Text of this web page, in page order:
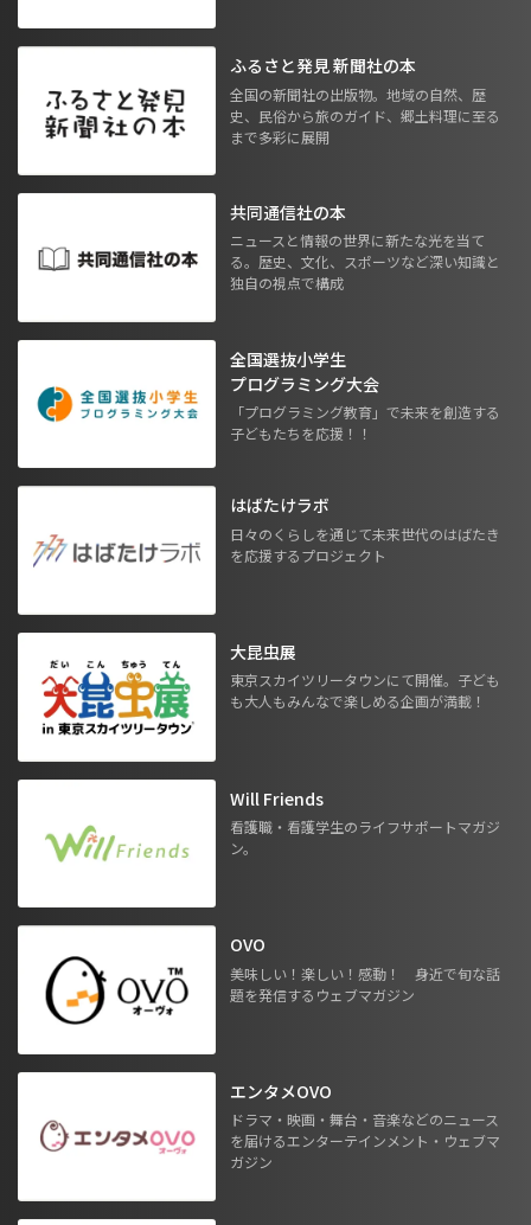
ふるさと発見 新聞社の本
全国の新聞社の出版物。地域の自然、歴
史、民俗から旅のガイド、郷土料理に至る
まで多彩に展開
共同通信社の本
ニュースと情報の世界に新たな光を当て
る。歴史、文化、スポーツなど深い知識と
独自の視点で構成
全国選抜小学生
プログラミング大会
「プログラミング教育」で未来を創造する
子どもたちを応援！！
はばたけラボ
日々のくらしを通じて未来世代のはばたき
を応援するプロジェクト
大昆虫展
東京スカイツリータウンにて開催。子ども
も大人もみんなで楽しめる企画が満載！
Will Friends
看護職・看護学生のライフサポートマガジ
ン。
OVO
美味しい！楽しい！感動！ 身近で旬な話
題を発信するウェブマガジン
エンタメOVO
ドラマ・映画・舞台・音楽などのニュース
を届けるエンターテインメント・ウェブマ
ガジン